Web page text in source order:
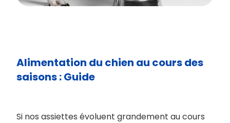
Alimentation du chien au cours des
saisons : Guide
Si nos assiettes évoluent grandement au cours